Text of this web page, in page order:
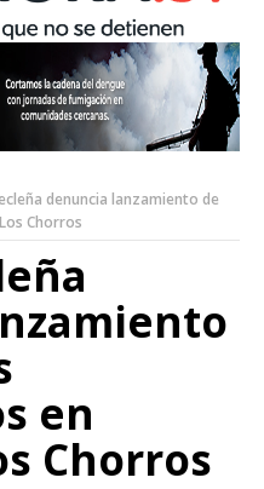
denuncia lanzamiento de
Chorros
en
Chorros